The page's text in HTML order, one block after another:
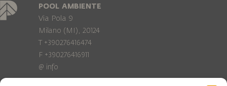
POOL AMBIENTE
Via Pola 9
Milano (MI), 20124
T +390276416474
F +390276416911
@ info